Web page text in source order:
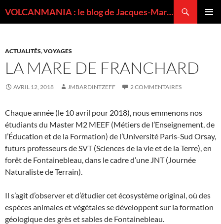
VOLCANMANIA : le blog de Jacques-Marie BARDINTZEFF, volcanologue
ACTUALITÉS,VOYAGES
LA MARE DE FRANCHARD
AVRIL 12, 2018 JMBARDINTZEFF 2 COMMENTAIRES
Chaque année (le 10 avril pour 2018), nous emmenons nos
étudiants du Master M2 MEEF (Métiers de l’Enseignement, de
l’Éducation et de la Formation) de l’Université Paris-Sud Orsay,
futurs professeurs de SVT (Sciences de la vie et de la Terre), en
forêt de Fontainebleau, dans le cadre d’une JNT (Journée
Naturaliste de Terrain).
Il s’agit d’observer et d’étudier cet écosystème original, où des
espèces animales et végétales se développent sur la formation
géologique des grès et sables de Fontainebleau.